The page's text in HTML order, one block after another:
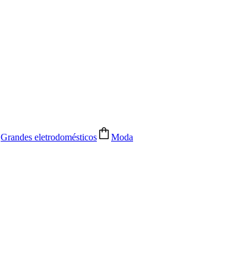
Grandes eletrodomésticos Moda